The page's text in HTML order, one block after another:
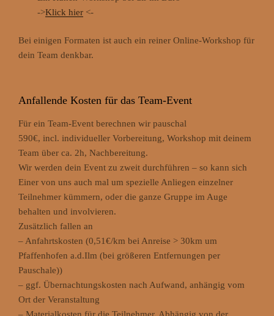
->Klick hier <-
Bei einigen Formaten ist auch ein reiner Online-Workshop für
dein Team denkbar.
Anfallende Kosten für das Team-Event
Für ein Team-Event berechnen wir pauschal
590€, incl. individueller Vorbereitung, Workshop mit deinem
Team über ca. 2h, Nachbereitung.
Wir werden dein Event zu zweit durchführen – so kann sich
Einer von uns auch mal um spezielle Anliegen einzelner
Teilnehmer kümmern, oder die ganze Gruppe im Auge
behalten und involvieren.
Zusätzlich fallen an
– Anfahrtskosten (0,51€/km bei Anreise > 30km um
Pfaffenhofen a.d.Ilm (bei größeren Entfernungen per
Pauschale))
– ggf. Übernachtungskosten nach Aufwand, anhängig vom
Ort der Veranstaltung